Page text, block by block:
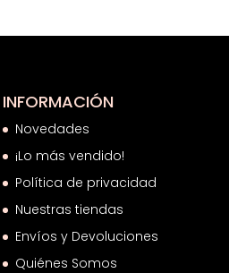
INFORMACIÓN
Novedades
¡Lo más vendido!
Política de privacidad
Nuestras tiendas
Envíos y Devoluciones
Quiénes Somos